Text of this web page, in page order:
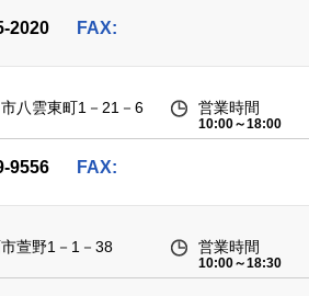
2020 FAX:
八雲東町1－21－6 営業時間
10:00～18:00
9556 FAX:
萱野1－1－38 営業時間
10:00～18:30